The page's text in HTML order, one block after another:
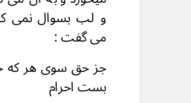
و لب بسوال نمی
می گفت :
جز حق سوی هر که
بست احرام